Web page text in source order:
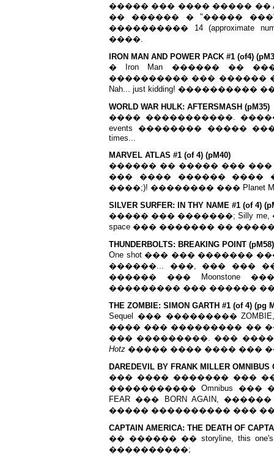
����� ��� ���� ����� ��
�� ������ � "�����
���������� 14
����.
IRON MAN AND POWER PACK #1 (of4)
� Iron Man ������ ��
���������� ��� ������
Nah... just kidding!
WORLD WAR HULK: AFTERSMASH (pM35)
���� �����������.
events �������� ����� ���
times...
MARVEL ATLAS #1 (of 4) (pM40)
������ �� ����� ��� ���
��� ���� ������ ����
����;)! �������� ��� Planet
SILVER SURFER: IN THY NAME #1 (of 4)
����� ��� �������; Silly me, ��
space ��� ������� ��
THUNDERBOLTS: BREAKING POINT (pM58)
One shot ��� ��� �������
������... ���, ��� ���
������ ��� Moonstone
��������� ��� ������
THE ZOMBIE: SIMON GARTH #1 (of 4) (pg
Sequel ��� ���������
���� ��� ��������� ��
��� ���������. ��� �����
Hotz ����� ���� ���� ��� ��
DAREDEVIL BY FRANK MILLER OMNIBUS
��� ���� ������� ���
����������� Omnibus ���
FEAR ��� BORN AGAIN,
����� ���������� ���
CAPTAIN AMERICA: THE DEATH OF
�� ������ �� storyline, this
����������;